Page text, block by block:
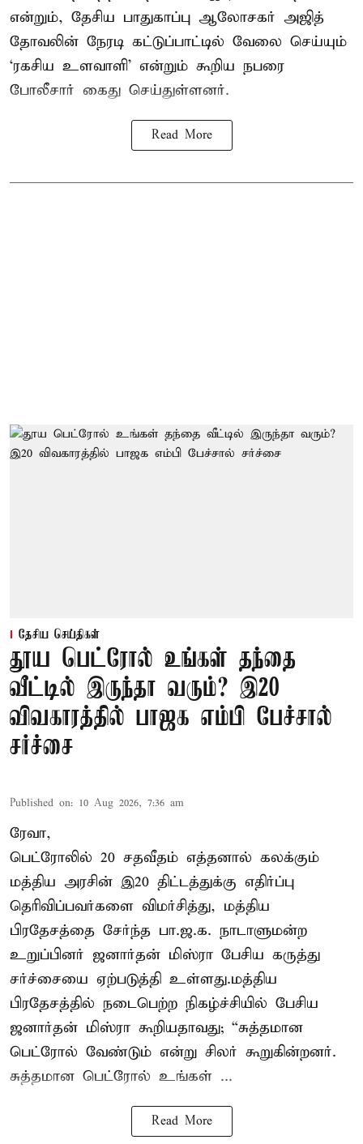
என்றும், தேசிய பாதுகாப்பு ஆலோசகர் அஜித்
தோவலின் நேரடி கட்டுப்பாட்டில் வேலை செய்யும்
‘ரகசிய உளவாளி’ என்றும் கூறிய நபரை
போலீசார் கைது செய்துள்ளனர்.
Read More
தேசிய செய்திகள்
தூய பெட்ரோல் உங்கள் தந்தை
வீட்டில் இருந்தா வரும்? இ20
விவகாரத்தில் பாஜக எம்பி பேச்சால்
சர்ச்சை
Published on: 10 Aug 2026, 7:36 am
ரேவா,
பெட்ரோலில் 20 சதவீதம் எத்தனால் கலக்கும்
மத்திய அரசின் இ20 திட்டத்துக்கு எதிர்ப்பு
தெரிவிப்பவர்களை விமர்சித்து, மத்திய
பிரதேசத்தை சேர்ந்த பா.ஜ.க. நாடாளுமன்ற
உறுப்பினர் ஜனார்தன் மிஸ்ரா பேசிய கருத்து
சர்ச்சையை ஏற்படுத்தி உள்ளது.மத்திய
பிரதேசத்தில் நடைபெற்ற நிகழ்ச்சியில் பேசிய
ஜனார்தன் மிஸ்ரா கூறியதாவது; “சுத்தமான
பெட்ரோல் வேண்டும் என்று சிலர் கூறுகின்றனர்.
சுத்தமான பெட்ரோல் உங்கள் ...
Read More